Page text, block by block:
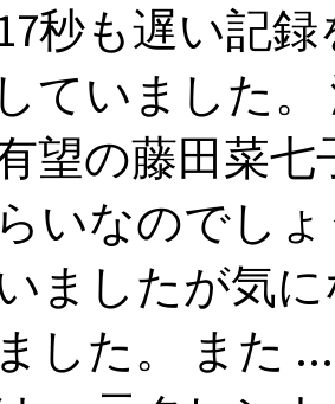
秒も遅い記
ていました
望の藤田菜
いなのでし
ましたが気
した。 また